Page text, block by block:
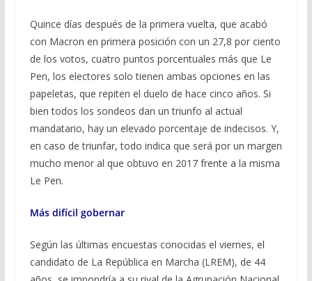
Quince días después de la primera vuelta, que acabó
con Macron en primera posición con un 27,8 por ciento
de los votos, cuatro puntos porcentuales más que Le
Pen, los electores solo tienen ambas opciones en las
papeletas, que repiten el duelo de hace cinco años. Si
bien todos los sondeos dan un triunfo al actual
mandatario, hay un elevado porcentaje de indecisos. Y,
en caso de triunfar, todo indica que será por un margen
mucho menor al que obtuvo en 2017 frente a la misma
Le Pen.
Más difícil gobernar
Según las últimas encuestas conocidas el viernes, el
candidato de La República en Marcha (LREM), de 44